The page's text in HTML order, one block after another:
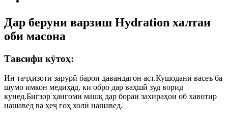
Дар беруни варзиш Hydration халтаи
оби масона
Тавсифи кӯтоҳ:
Ин таҷҳизоти зарурӣ барои давандагон аст.Кушодани васеъ ба
шумо имкон медиҳад, ки обро дар ваҳшӣ зуд ворид
кунед.Бигзор ҳангоми машқ дар бораи захираҳои об хавотир
нашавед ва ҳеҷ гоҳ холӣ нашавед.